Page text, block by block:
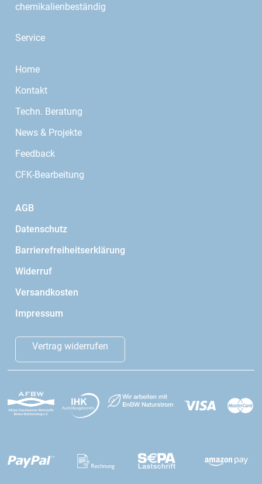
chemikalienbeständig
Service
Home
Kontakt
Techn. Beratung
News & Projekte
Feedback
CFK-Bearbeitung
AGB
Datenschutz
Barrierefreiheitserklärung
Widerruf
Versandkosten
Impressum
Vertrag widerrufen